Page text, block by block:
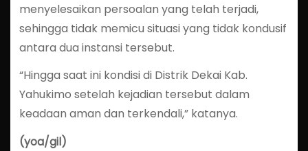
menyelesaikan persoalan yang telah terjadi,
sehingga tidak memicu situasi yang tidak kondusif
antara dua instansi tersebut.
“Hingga saat ini kondisi di Distrik Dekai Kab.
Yahukimo setelah kejadian tersebut dalam
keadaan aman dan terkendali,” katanya.
(yoa/gil)